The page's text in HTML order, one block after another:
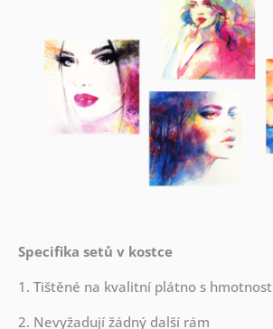
Specifika setů v kostce
1. Tištěné na kvalitní plátno s
2. Nevyžadují žádný další rám